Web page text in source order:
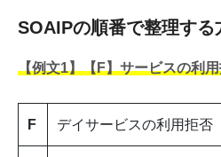
SOAIPの順番で整理する
【例文1】【F】サービスの利
F デイサービスの利用拒否